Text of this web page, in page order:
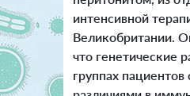
интенсивной
Великобритании.
что генетические
группах пациентов